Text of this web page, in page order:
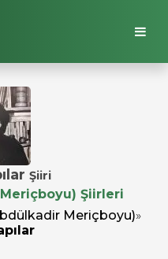
Şiiri
Şiirleri
Meriçboyu)»